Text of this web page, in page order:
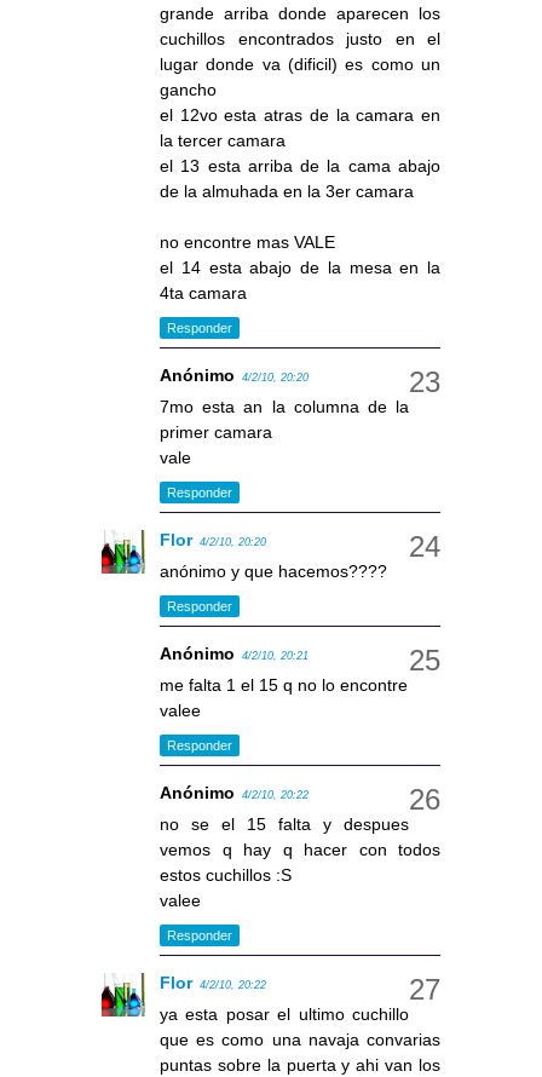
grande arriba donde aparecen los
cuchillos encontrados justo en el
lugar donde va (dificil) es como un
gancho
el 12vo esta atras de la camara en
la tercer camara
el 13 esta arriba de la cama abajo
de la almuhada en la 3er camara
no encontre mas VALE
el 14 esta abajo de la mesa en la
4ta camara
Responder
Anónimo 4/2/10, 20:20
7mo esta an la columna de la
primer camara
vale
Responder
Flor 4/2/10, 20:20
anónimo y que hacemos????
Responder
Anónimo 4/2/10, 20:21
me falta 1 el 15 q no lo encontre
valee
Responder
Anónimo 4/2/10, 20:22
no se el 15 falta y despues
vemos q hay q hacer con todos
estos cuchillos :S
valee
Responder
Flor 4/2/10, 20:22
ya esta posar el ultimo cuchillo
que es como una navaja convarias
puntas sobre la puerta y ahi van los